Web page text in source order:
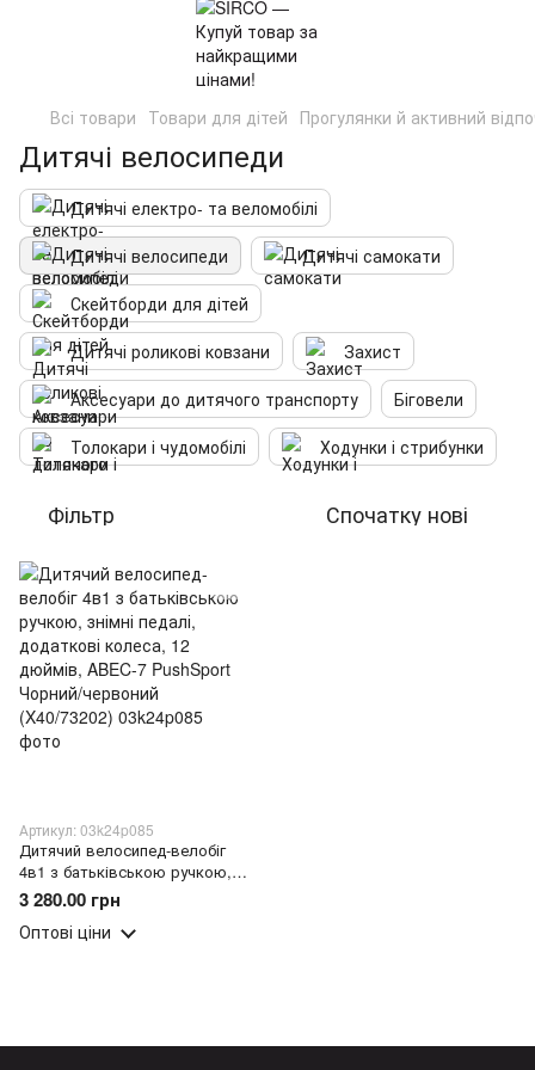
Всі товари Товари для дітей Прогулянки й активний
Дитячі велосипеди
Дитячі електро- та веломобілі
Дитячі велосипеди
Дитячі самокати
Скейтборди для дітей
Дитячі роликові ковзани
Захист
Аксесуари до дитячого транспорту
Біговели
Толокари і чудомобілі
Ходунки і стрибунки
Фільтр Спочатку нові
Артикул: 03k24p085
Дитячий велосипед-велобіг
4в1 з батьківською ручкою,
знімні педалі, додаткові
колеса, 12 дюймів, ABEC-7
PushSport Чорний/червоний
3 280.00 грн
Оптові ціни